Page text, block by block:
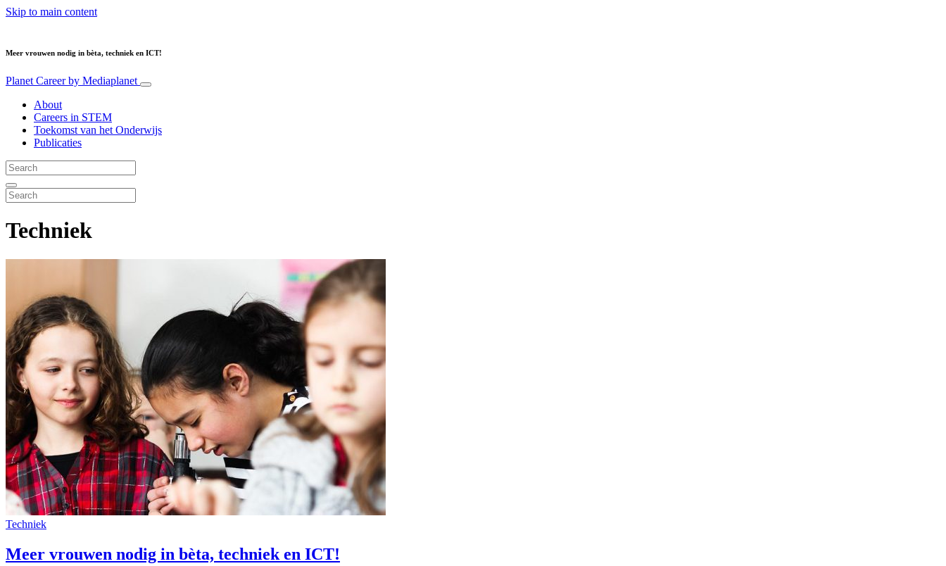
Skip to main content
Meer vrouwen nodig in bèta, techniek en ICT!
Planet Careerby Mediaplanet
About
Careers in STEM
Toekomst van het Onderwijs
Publicaties
Techniek
Techniek
Meer vrouwen nodig in bèta, techniek en ICT!